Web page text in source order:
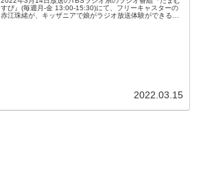
すび』(毎週月-金 13:00-15:30)にて、フリーキャスターの
赤江珠緒が、キッザニアで娘がラジオ放送体験ができるこ
2022.03.15